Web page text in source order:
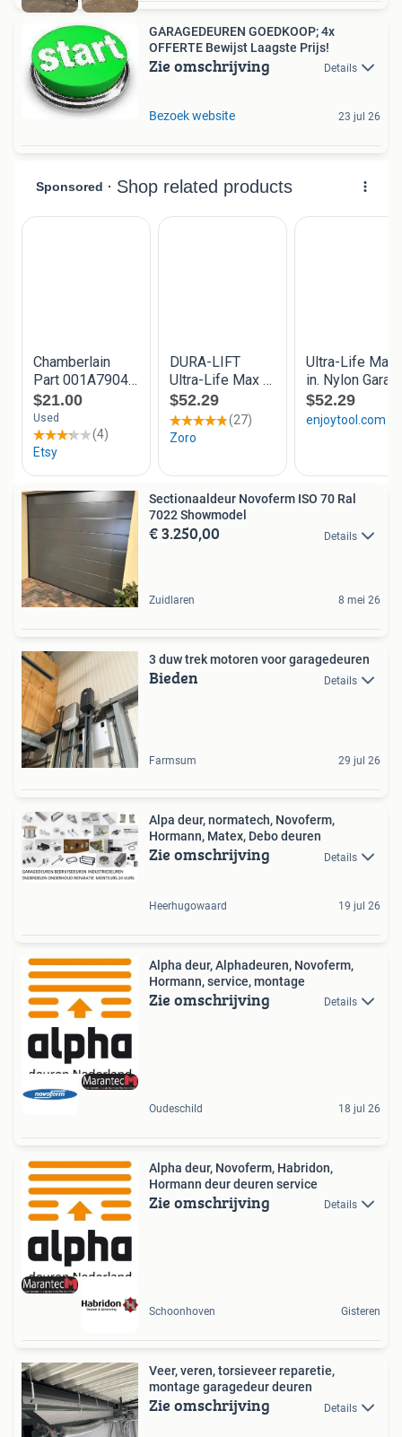
GARAGEDEUREN GOEDKOOP; 4x
OFFERTE Bewijst Laagste Prijs!
Zie omschrijving Details
Bezoek website 23 jul 26
Sectionaaldeur Novoferm ISO 70 Ral
7022 Showmodel
€ 3.250,00 Details
Zuidlaren 8 mei 26
3 duw trek motoren voor garagedeuren
Bieden Details
Farmsum 29 jul 26
Alpa deur, normatech, Novoferm,
Hormann, Matex, Debo deuren
Zie omschrijving Details
Heerhugowaard 19 jul 26
Alpha deur, Alphadeuren, Novoferm,
Hormann, service, montage
Zie omschrijving Details
Oudeschild 18 jul 26
Alpha deur, Novoferm, Habridon,
Hormann deur deuren service
Zie omschrijving Details
Schoonhoven Gisteren
Veer, veren, torsieveer reparetie,
montage garagedeur deuren
Zie omschrijving Details